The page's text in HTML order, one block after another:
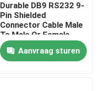
Durable DB9 RS232 9-
Pin Shielded
Connector Cable Male
To Male Or Female
Type | Custom Cable
Aanvraag sturen